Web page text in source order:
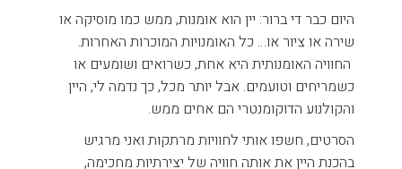
היום כבר די ברור: יין הוא אומנות, ממש כמו מוסיקה או
שירה או ציור או… כל האומנויות המוכרות האחרות.
החוויה האומנותית היא אחת, כשרואים ושומעים או
כשמריחים וטועמים. אבל יותר מכל, כך נדמה לי, היין
והקולנוע הדוקומנטרי הם אחים ממש.
הסרטים, חשפו אותי לחוויות מרתקות ואני מרגיש
בהכנת היין את אותה חוויה של יצירתיות מחכימה,